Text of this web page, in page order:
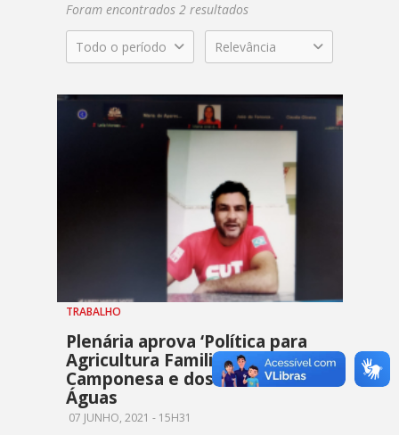
Foram encontrados 2 resultados
Todo o período Relevância
TRABALHO
Plenária aprova ‘Política para
Agricultura Familiar,
Camponesa e dos Povos das
Águas
07 JUNHO, 2021 - 15H31